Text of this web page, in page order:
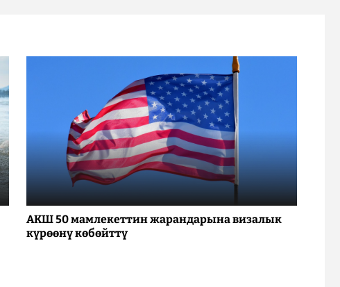
АКШ 50 мамлекеттин жарандарына визалык
күрөөнү көбөйттү